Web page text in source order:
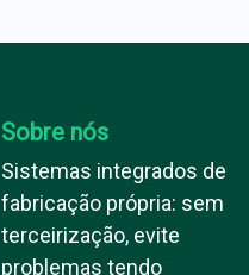
Sobre nós
Sistemas integrados de
fabricação própria: sem
terceirização, evite
problemas tendo